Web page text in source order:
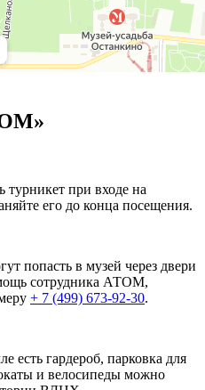
турникет при входе на
его до конца посещения.
попасть в музей через двери
сотрудника АТОМ,
+ 7 (499) 673-92-30.
есть гардероб, парковка для
и велосипеды можно